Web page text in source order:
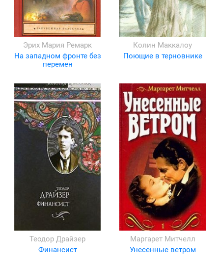
Эрих Мария Ремарк
На западном фронте без
перемен
Колин Маккалоу
Поющие в терновнике
Теодор Драйзер
Финансист
Маргарет Митчелл
Унесенные ветром